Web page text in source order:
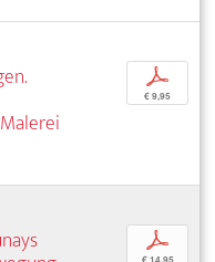
p
€ 9,95
p